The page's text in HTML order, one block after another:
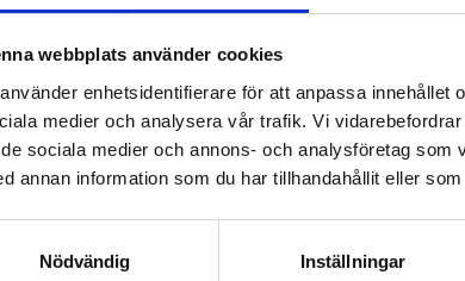
webbplats använder cookies
enhetsidentifierare för att anpassa innehållet
medier och analysera vår trafik. Vi
sociala medier och annons- och analysföretag
annan information som du har tillhandahållit eller
Nödvändig
Inställningar
anställda till företagets nätverk.
som skolor och universitet för studenters
och förbättras, med snabbare
vi förvänta oss en ännu mer uppkopplad och